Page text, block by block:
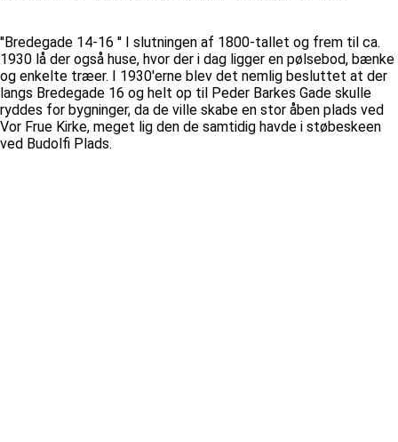
''Bredegade 14-16 '' I slutningen af 1800-tallet og frem til ca.
1930 lå der også huse, hvor der i dag ligger en pølsebod, bænke
og enkelte træer. I 1930'erne blev det nemlig besluttet at der
langs Bredegade 16 og helt op til Peder Barkes Gade skulle
ryddes for bygninger, da de ville skabe en stor åben plads ved
Vor Frue Kirke, meget lig den de samtidig havde i støbeskeen
ved Budolfi Plads.